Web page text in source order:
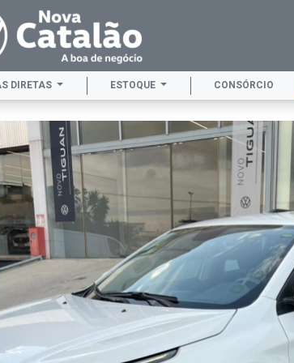
DIRETAS ESTOQUE CONSÓRCIO